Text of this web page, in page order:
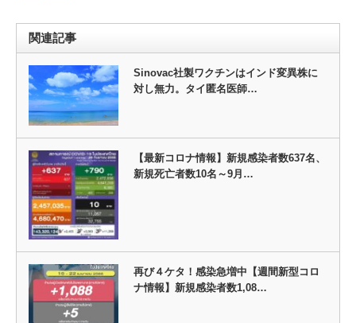
関連記事
Sinovac社製ワクチンはインド変異株に
対し無力。タイ匿名医師…
【最新コロナ情報】新規感染者数637名、
新規死亡者数10名～9月…
再び４ケタ！感染急増中【週間新型コロ
ナ情報】新規感染者数1,08…